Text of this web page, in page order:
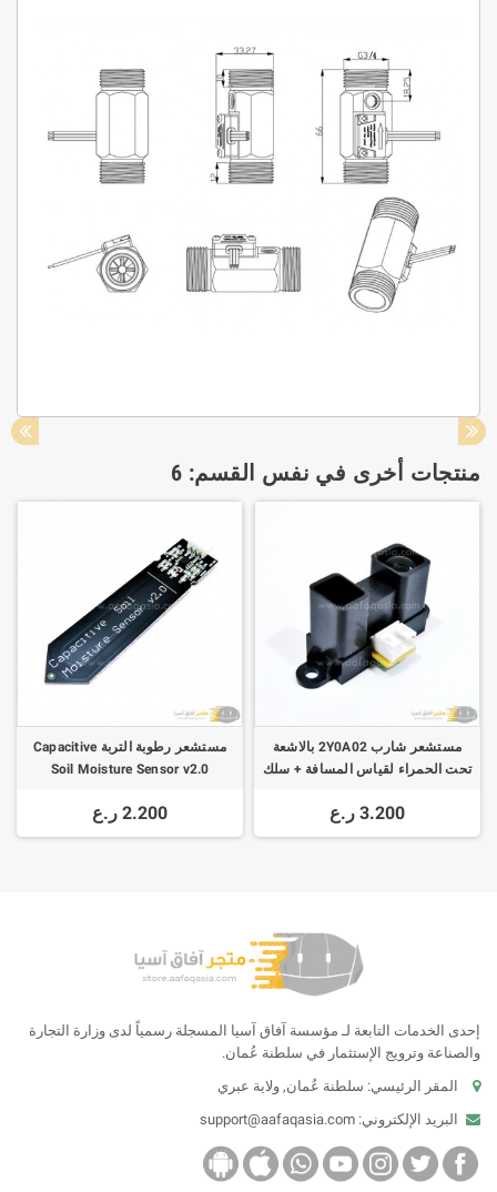
منتجات أخرى في نفس القسم: 6
مستشعر شارب 2Y0A02 بالاشعة
تحت الحمراء لقياس المسافة + سلك
3.200 ر.ع
مستشعر رطوبة التربة Capacitive
Soil Moisture Sensor v2.0
2.200 ر.ع
إحدى الخدمات التابعة لـ مؤسسة آفاق آسيا المسجلة رسمياً لدى وزارة التجارة
والصناعة وترويج الإستثمار في سلطنة عُمان.
المقر الرئيسي: سلطنة عُمان, ولاية عبري
البريد الإلكتروني: support@aafaqasia.com